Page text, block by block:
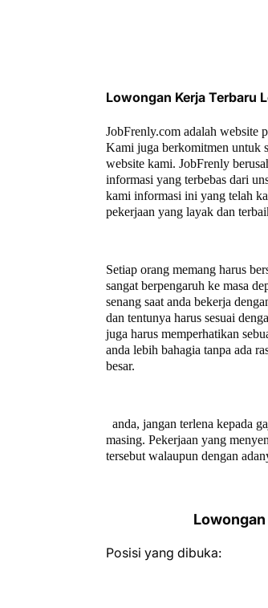
Lowongan Kerja Terbaru
JobFrenly.com adalah website
Kami juga berkomitmen untuk
website kami. JobFrenly
informasi yang terbebas dari
kami informasi ini yang telah
pekerjaan yang layak dan
Setiap orang memang harus
sangat berpengaruh ke masa
senang saat anda bekerja
dan tentunya harus sesuai
juga harus memperhatikan
anda lebih bahagia tanpa ada
besar.
anda, jangan terlena kepada
masing. Pekerjaan yang
tersebut walaupun dengan
Posisi yang dibuka: